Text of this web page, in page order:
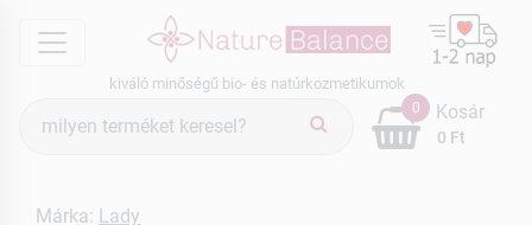
menu
kiváló minőségű bio- és natúrkozmetikumok
keresés
0
0 Ft
Kosár
Márka: Lady